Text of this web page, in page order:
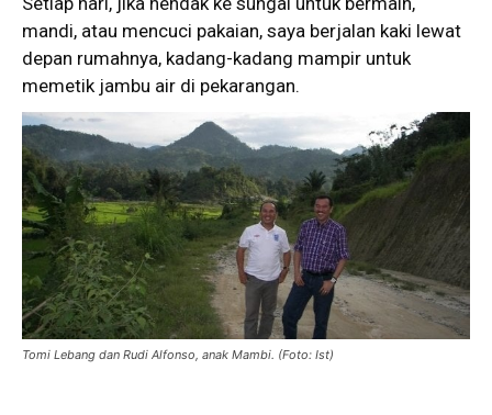
mandi, atau mencuci pakaian, saya berjalan kaki lewat
depan rumahnya, kadang-kadang mampir untuk
memetik jambu air di pekarangan.
Tomi Lebang dan Rudi Alfonso, anak Mambi. (Foto: Ist)